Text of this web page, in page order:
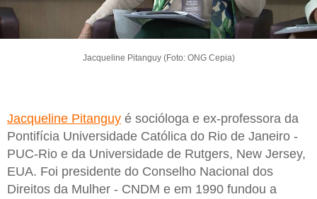
Jacqueline Pitanguy (Foto: ONG Cepia)
Jacqueline Pitanguy é socióloga e ex-professora da
Pontifícia Universidade Católica do Rio de Janeiro -
PUC-Rio e da Universidade de Rutgers, New Jersey,
EUA. Foi presidente do Conselho Nacional dos
Direitos da Mulher - CNDM e em 1990 fundou a